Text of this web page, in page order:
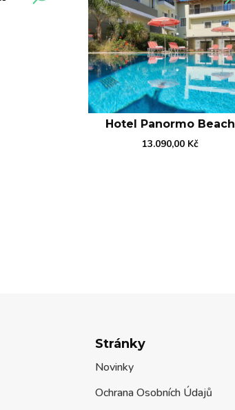
Hotel Panormo Beach
13.090,00 Kč
Stránky
Novinky
Ochrana Osobních Údajů